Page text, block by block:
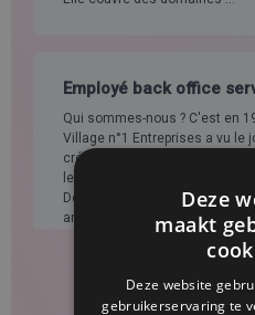
Deze
maakt
Deze website
gebruikerservaring te